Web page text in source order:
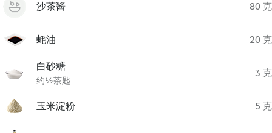
沙茶酱 80 克
蚝油 20 克
白砂糖
约½茶匙
3 克
玉米淀粉 5 克